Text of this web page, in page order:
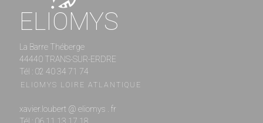
ELIOMYS
La Barre Théberge
44440 TRANS-SUR-ERDRE
Tél : 02 40 34 71 74
ELIOMYS LOIRE ATLANTIQUE
xavier.loubert @ eliomys . fr